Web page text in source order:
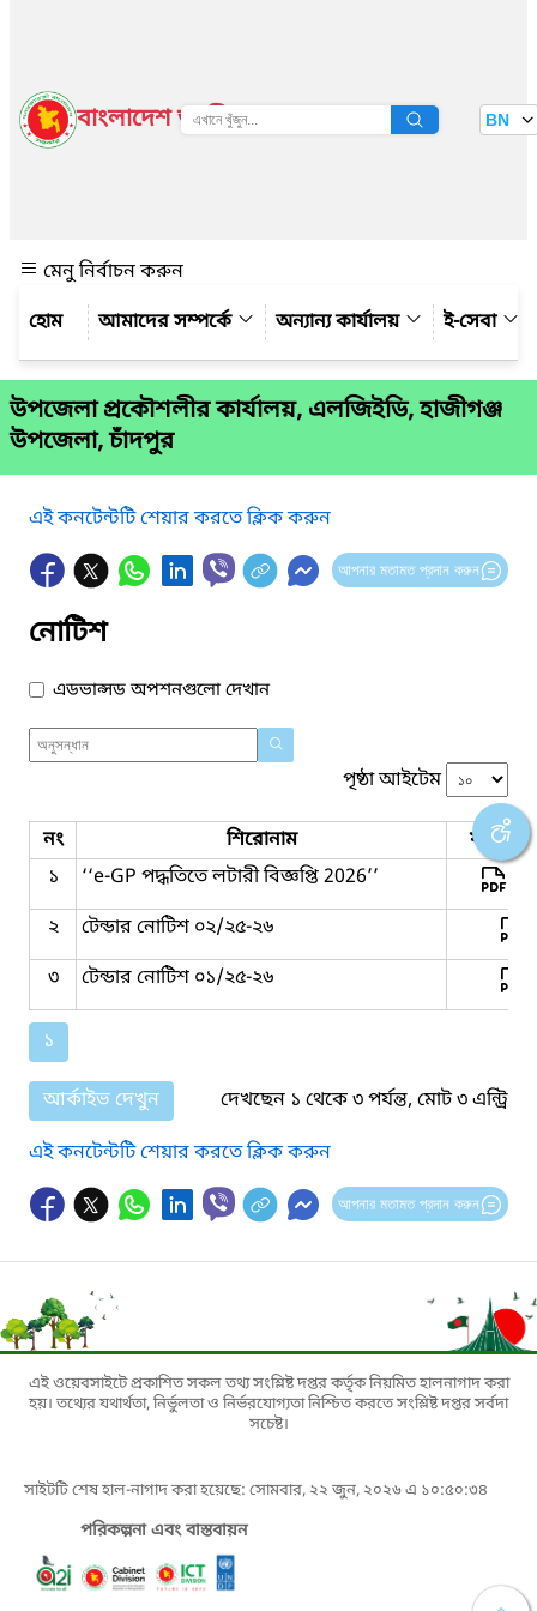
বাংলাদেশ জাতীয় তথ্য বাতায়ন BN
মেনু নির্বাচন করুন
আমাদের সম্পর্কে
অন্যান্য কার্যালয় ই-সেবা
উপজেলা প্রকৌশলীর কার্যালয়, এলজিইডি, হাজীগঞ্জ
উপজেলা, চাঁদপুর
এই কনটেন্টটি শেয়ার করতে ক্লিক করুন
আপনার মতামত প্রদান করুন
নোটিশ
এডভান্সড অপশনগুলো দেখান
পৃষ্ঠা আইটেম
নং শিরোনাম
ফাইল
১
‘‘e-GP পদ্ধতিতে লটারী বিজ্ঞপ্তি 2026’’
২
টেন্ডার নোটিশ ০২/২৫-২৬
৩
টেন্ডার নোটিশ ০১/২৫-২৬
১
আর্কাইভ দেখুন
দেখছেন ১ থেকে ৩ পর্যন্ত, মোট ৩ এন্ট্রি
এই কনটেন্টটি শেয়ার করতে ক্লিক করুন
আপনার মতামত প্রদান করুন
এই ওয়েবসাইটে প্রকাশিত সকল তথ্য সংশ্লিষ্ট দপ্তর কর্তৃক নিয়মিত হালনাগাদ করা
হয়। তথ্যের যথার্থতা, নির্ভুলতা ও নির্ভরযোগ্যতা নিশ্চিত করতে সংশ্লিষ্ট দপ্তর সর্বদা
সচেষ্ট।
সাইটটি শেষ হাল-নাগাদ করা হয়েছে: সোমবার, ২২ জুন, ২০২৬ এ ১০:৫০:৩৪
পরিকল্পনা এবং বাস্তবায়ন